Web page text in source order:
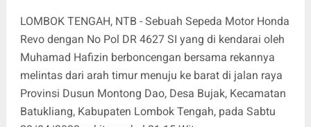
LOMBOK TENGAH, NTB - Sebuah Sepeda Motor Honda
Revo dengan No Pol DR 4627 SI yang di kendarai oleh
Muhamad Hafizin berboncengan bersama rekannya
melintas dari arah timur menuju ke barat di jalan raya
Provinsi Dusun Montong Dao, Desa Bujak, Kecamatan
Batukliang, Kabupaten Lombok Tengah, pada Sabtu